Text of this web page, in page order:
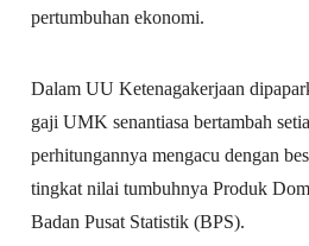
pertumbuhan ekonomi.
Dalam UU Ketenagakerjaan
gaji UMK senantiasa bertambah
perhitungannya mengacu dengan
tingkat nilai tumbuhnya Produk
Badan Pusat Statistik (BPS).